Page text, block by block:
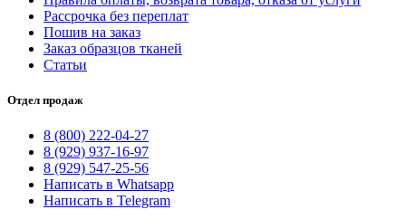
Рассрочка без переплат
Пошив на заказ
Заказ образцов тканей
Статьи
Отдел продаж
8 (800) 222-04-27
8 (929) 937-16-97
8 (929) 547-25-56
Написать в Whatsapp
Написать в Telegram